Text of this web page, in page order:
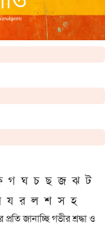
গ ঘ চ ছ জ ঝ ট
য র ল শ স হ
জানাচ্ছি গভীর শ্রদ্ধা ও